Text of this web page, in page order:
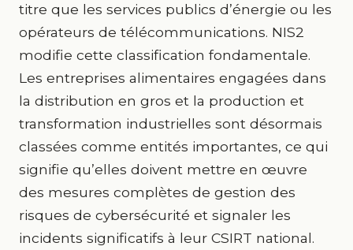
titre que les services publics d’énergie ou les
opérateurs de télécommunications. NIS2
modifie cette classification fondamentale.
Les entreprises alimentaires engagées dans
la distribution en gros et la production et
transformation industrielles sont désormais
classées comme entités importantes, ce qui
signifie qu’elles doivent mettre en œuvre
des mesures complètes de gestion des
risques de cybersécurité et signaler les
incidents significatifs à leur CSIRT national.